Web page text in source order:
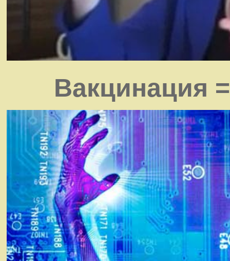
Вакцинация